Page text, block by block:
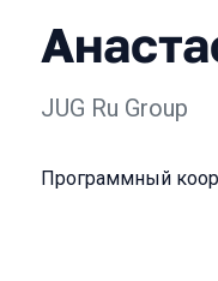
JUG Ru Group
Программный